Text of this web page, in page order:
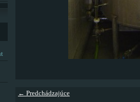
← Predchádzajúce